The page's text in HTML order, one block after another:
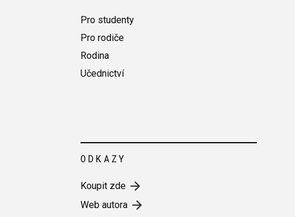
Pro studenty
Pro rodiče
Rodina
Učednictví
ODKAZY
Koupit zde
Web autora